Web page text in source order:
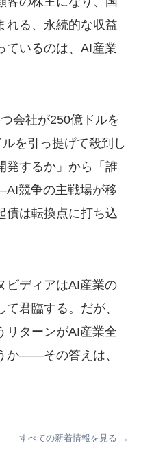
れる、永続的な収益
ているのは、AI産業
会社が250億ドルを
を引っ提げて殺到し
発するか」から「誰
競争の主戦場が移
債は転換点に打ち込
ビディアはAI産業の
君臨する。だが、
リターンがAI産業全
か——その答えは、
すべての新着情報を見る →